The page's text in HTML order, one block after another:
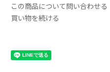
この商品について問い合わせる
買い物を続ける